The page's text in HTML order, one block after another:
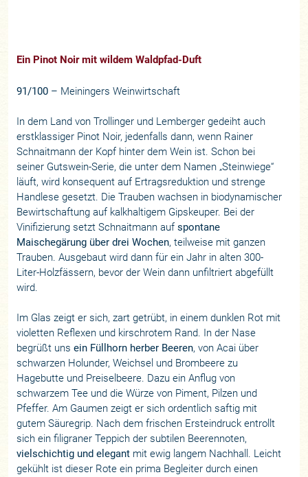
Ein Pinot Noir mit wildem Waldpfad-Duft
91/100 – Meiningers Weinwirtschaft
In dem Land von Trollinger und Lemberger gedeiht auch
erstklassiger Pinot Noir, jedenfalls dann, wenn Rainer
Schnaitmann der Kopf hinter dem Wein ist. Schon bei
seiner Gutswein-Serie, die unter dem Namen „Steinwiege“
läuft, wird konsequent auf Ertragsreduktion und strenge
Handlese gesetzt. Die Trauben wachsen in biodynamischer
Bewirtschaftung auf kalkhaltigem Gipskeuper. Bei der
Vinifizierung setzt Schnaitmann aufspontane
Maischegärung über drei Wochen, teilweise mit ganzen
Trauben. Ausgebaut wird dann für ein Jahr in alten 300-
Liter-Holzfässern, bevor der Wein dann unfiltriert abgefüllt
wird.
Im Glas zeigt er sich, zart getrübt, in einem dunklen Rot mit
violetten Reflexen und kirschrotem Rand. In der Nase
begrüßt unsein Füllhorn herber Beeren, von Acai über
schwarzen Holunder, Weichsel und Brombeere zu
Hagebutte und Preiselbeere. Dazu ein Anflug von
schwarzem Tee und die Würze von Piment, Pilzen und
Pfeffer. Am Gaumen zeigt er sich ordentlich saftig mit
gutem Säuregrip. Nach dem frischen Ersteindruck entrollt
sich ein filigraner Teppich der subtilen Beerennoten,
vielschichtig und elegant mit ewig langem Nachhall. Leicht
gekühlt ist dieser Rote ein prima Begleiter durch einen